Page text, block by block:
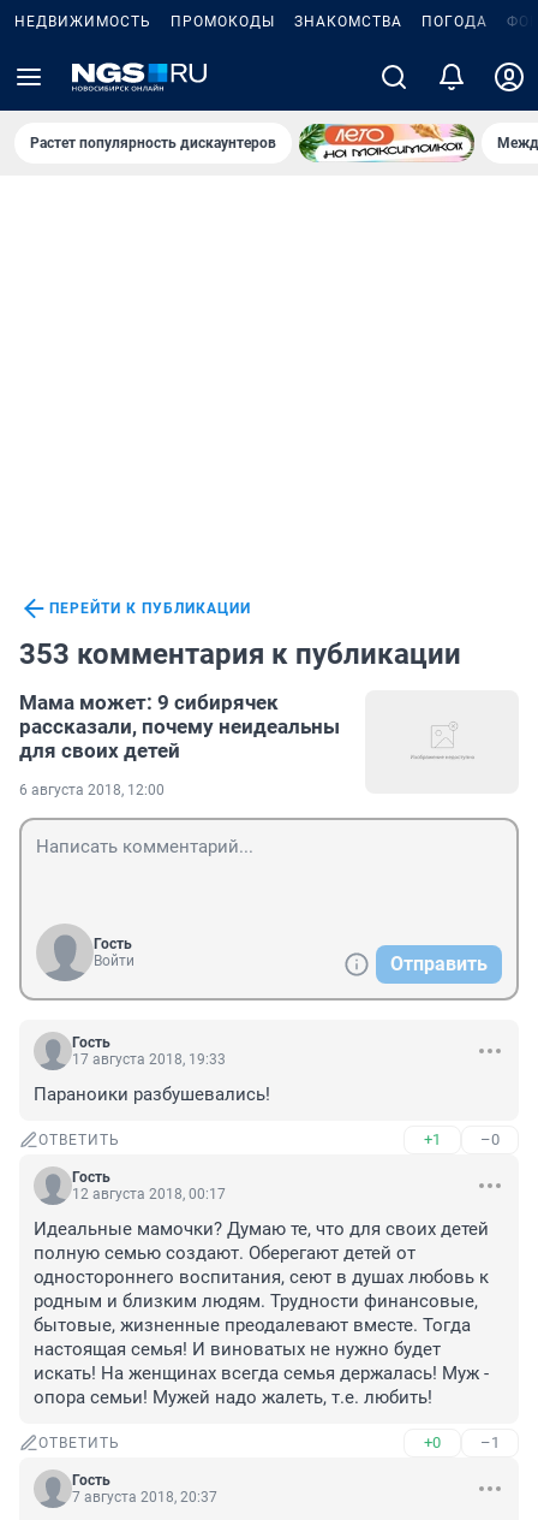
НЕДВИЖИМОСТЬ ПРОМОКОДЫ ЗНАКОМСТВА ПОГОДА
Растет популярность дискаунтеров
ПЕРЕЙТИ К ПУБЛИКАЦИИ
353 комментария к публикации
Мама может: 9 сибирячек
рассказали, почему неидеальны
для своих детей
6 августа 2018, 12:00
Гость
Войти
Отправить
Гость
17 августа 2018, 19:33
Параноики разбушевались!
ОТВЕТИТЬ +1 –0
Гость
12 августа 2018, 00:17
Идеальные мамочки? Думаю те, что для своих детей
полную семью создают. Оберегают детей от
одностороннего воспитания, сеют в душах любовь к
родным и близким людям. Трудности финансовые,
бытовые, жизненные преодалевают вместе. Тогда
настоящая семья! И виноватых не нужно будет
искать! На женщинах всегда семья держалась! Муж -
опора семьи! Мужей надо жалеть, т.е. любить!
ОТВЕТИТЬ +0 –1
Гость
7 августа 2018, 20:37